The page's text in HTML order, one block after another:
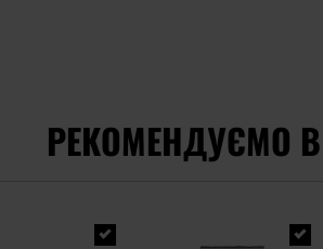
РЕКОМЕНДУЄМО